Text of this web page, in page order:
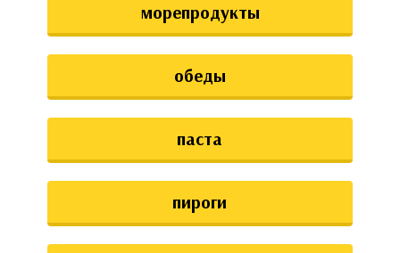
морепродукты
обеды
паста
пироги